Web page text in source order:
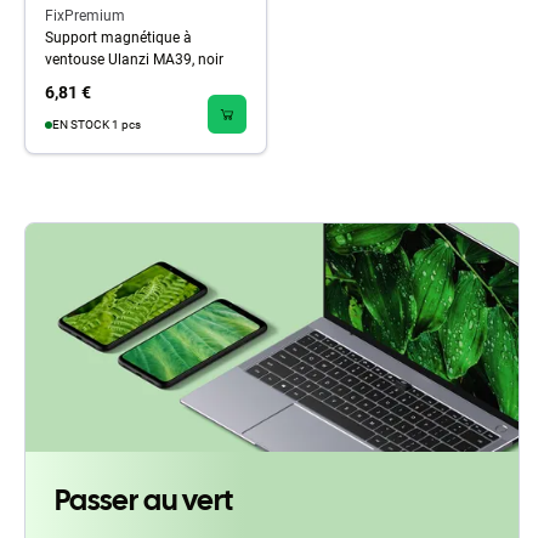
FixPremium
Support magnétique à
ventouse Ulanzi MA39, noir
6,81 €
EN STOCK 1 pcs
Passer au vert